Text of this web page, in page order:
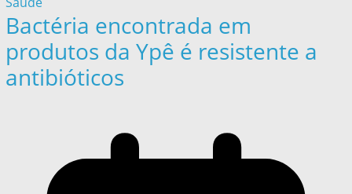
Bactéria encontrada em
produtos da Ypê é resistente a
antibióticos